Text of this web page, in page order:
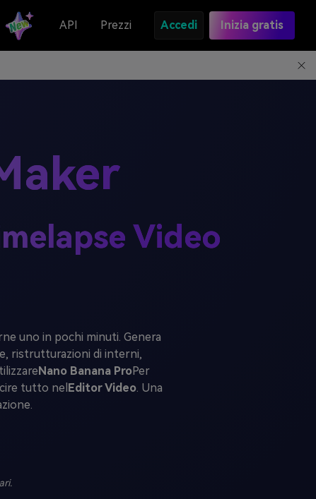
API Prezzi Accedi Inizia gratis
Video
uno in pochi minuti. Genera
ristrutturazioni di interni,
Nano Banana ProPer
tutto nel Editor Video. Una